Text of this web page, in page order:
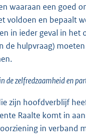
waaraan een goed
voldoen en bepaalt
in ieder geval in het
de hulpvraag)
de zelfredzaamheid en
zijn hoofdverblijf
Raalte komt in
in verband